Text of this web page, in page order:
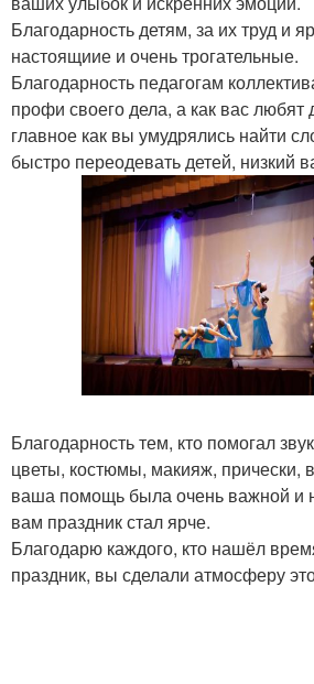
Благодарность детям, за их труд и
настоящиие и очень трогательные.
Благодарность педагогам
профи своего дела, а как вас любят
главное как вы умудрялись найти
быстро переодевать детей, низкий
Благодарность тем, кто помогал
цветы, костюмы, макияж, прически,
ваша помощь была очень важной и
вам праздник стал ярче.
Благодарю каждого, кто нашёл
праздник, вы сделали атмосферу